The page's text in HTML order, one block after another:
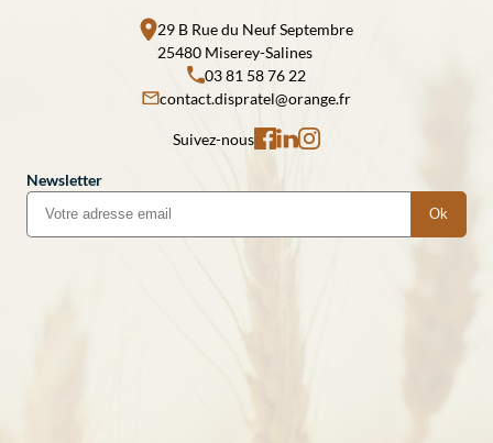
29 B Rue du Neuf Septembre
25480 Miserey-Salines
03 81 58 76 22
contact.dispratel@orange.fr
Suivez-nous
Newsletter
Ok